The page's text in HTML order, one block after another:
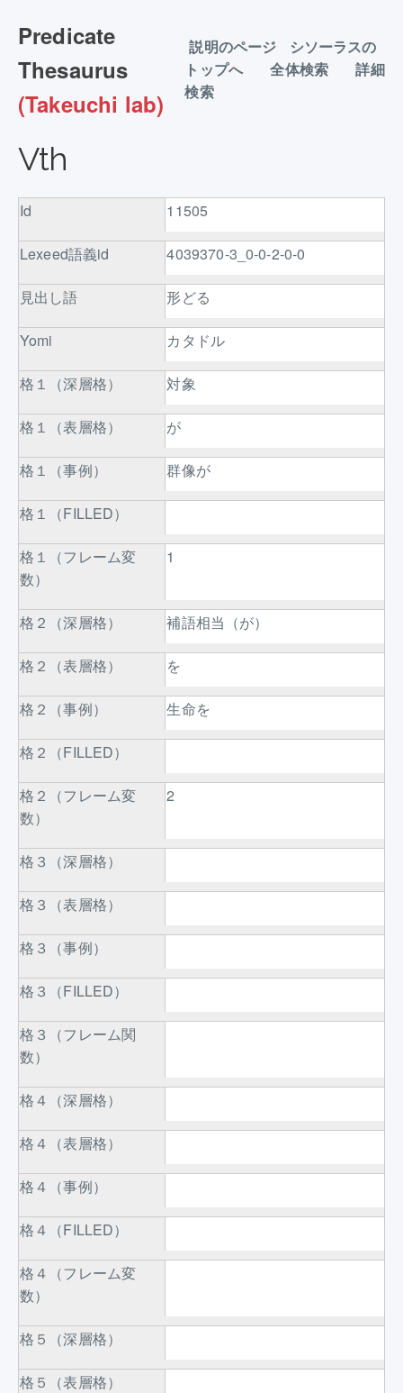
Predicate
Thesaurus
(Takeuchi lab)
説明のページ
シソーラスの
トップへ
全体検索
詳細
検索
Vth
Id 11505
Lexeed語義id 4039370-3_0-0-2-0-0
見出し語 形どる
Yomi カタドル
格１（深層格） 対象
格１（表層格） が
格１（事例） 群像が
格１（FILLED）
格１（フレーム変
数）
1
格２（深層格） 補語相当（が）
格２（表層格） を
格２（事例） 生命を
格２（FILLED）
格２（フレーム変
数）
2
格３（深層格）
格３（表層格）
格３（事例）
格３（FILLED）
格３（フレーム関
数）
格４（深層格）
格４（表層格）
格４（事例）
格４（FILLED）
格４（フレーム変
数）
格５（深層格）
格５（表層格）